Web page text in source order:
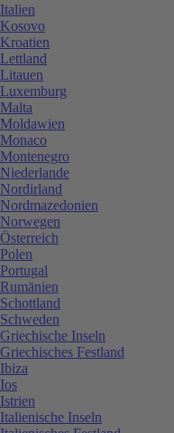
Italien
Kosovo
Kroatien
Lettland
Litauen
Luxemburg
Malta
Moldawien
Monaco
Montenegro
Niederlande
Nordirland
Nordmazedonien
Norwegen
Österreich
Polen
Portugal
Rumänien
Schottland
Schweden
Griechische Inseln
Griechisches Festland
Ibiza
Ios
Istrien
Italienische Inseln